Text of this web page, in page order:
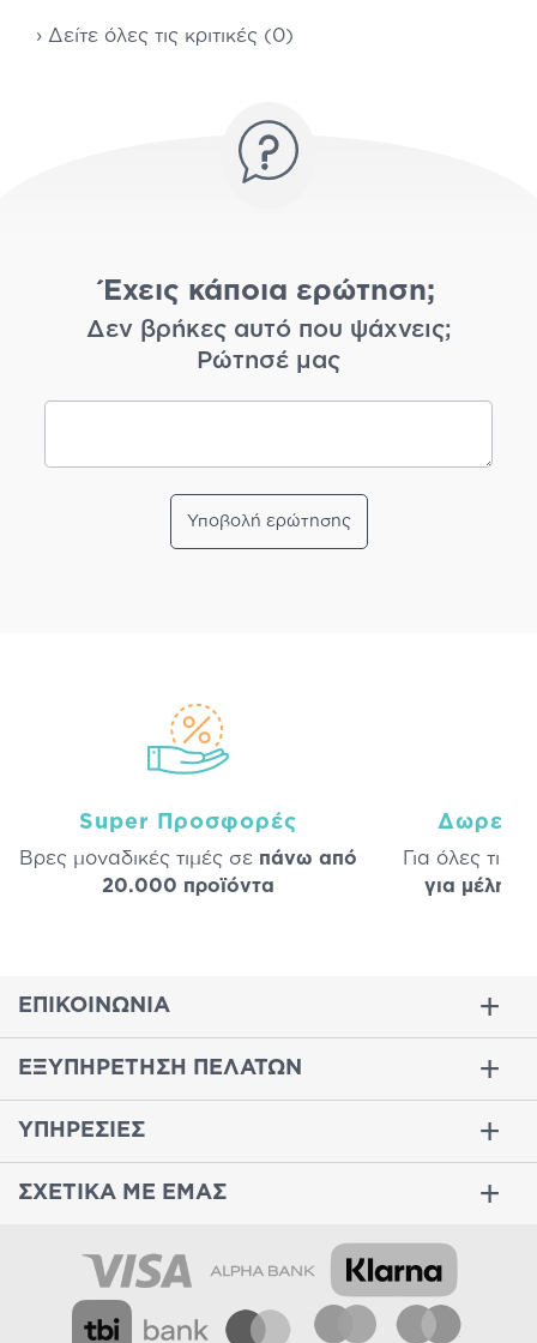
› Δείτε όλες τις κριτικές (0)
Έχεις κάποια ερώτηση;
Δεν βρήκες αυτό που ψάχνεις;
Ρώτησέ μας
Υποβολή ερώτησης
Super Προσφορές
Βρες μοναδικές τιμές σε πάνω από
20.000 προϊόντα
Δωρεάν
Για όλες τις
για μέλη
ΕΠΙΚΟΙΝΩΝΙΑ
ΕΞΥΠΗΡΕΤΗΣΗ ΠΕΛΑΤΩΝ
ΥΠΗΡΕΣΙΕΣ
ΣΧΕΤΙΚΑ ΜΕ ΕΜΑΣ